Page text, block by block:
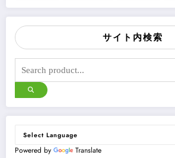
サイト内検索
Powered by Translate